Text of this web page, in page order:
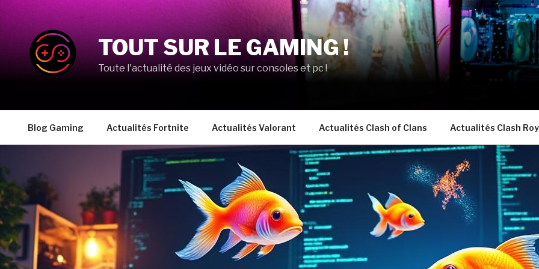
contenu
principal
TOUT SUR LE GAMING !
Toute l'actualité des jeux vidéo sur consoles et pc !
Blog Gaming Actualités Fortnite Actualités Valorant Actualités Clash of Clans Actualités Clash